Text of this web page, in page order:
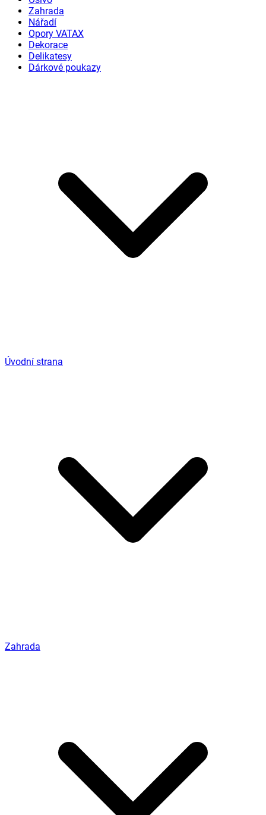
Zahrada
Nářadí
Opory VATAX
Dekorace
Delikatesy
Dárkové poukazy
Úvodní strana
Zahrada